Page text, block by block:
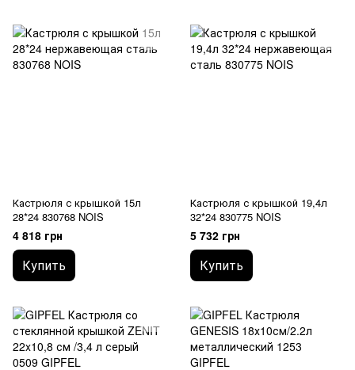
Кастрюля с крышкой 15л
28*24 830768 NOIS
4 818 грн
Купить
Кастрюля с крышкой 19,4л
32*24 830775 NOIS
5 732 грн
Купить